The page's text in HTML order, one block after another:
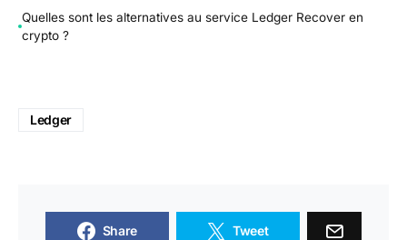
Quelles sont les alternatives au service Ledger Recover en
crypto ?
Ledger
Share Tweet